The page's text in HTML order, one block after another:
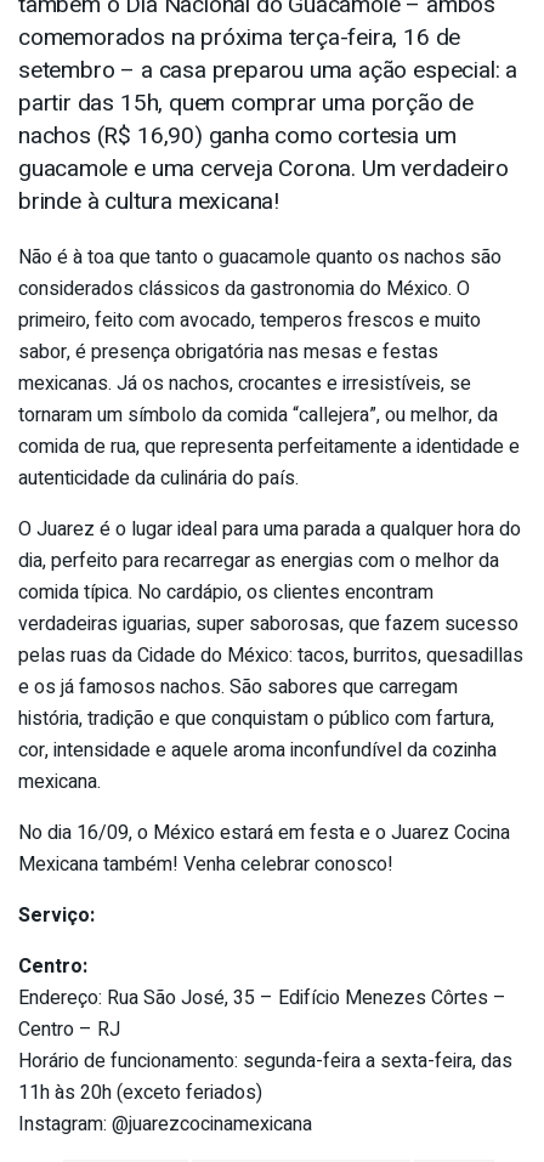
comemorados na próxima terça-feira, 16 de
setembro – a casa preparou uma ação especial: a
partir das 15h, quem comprar uma porção de
nachos (R$ 16,90) ganha como cortesia um
guacamole e uma cerveja Corona. Um verdadeiro
brinde à cultura mexicana!
Não é à toa que tanto o guacamole quanto os nachos são
considerados clássicos da gastronomia do México. O
primeiro, feito com avocado, temperos frescos e muito
sabor, é presença obrigatória nas mesas e festas
mexicanas. Já os nachos, crocantes e irresistíveis, se
tornaram um símbolo da comida “callejera”, ou melhor, da
comida de rua, que representa perfeitamente a identidade e
autenticidade da culinária do país.
O Juarez é o lugar ideal para uma parada a qualquer hora do
dia, perfeito para recarregar as energias com o melhor da
comida típica. No cardápio, os clientes encontram
verdadeiras iguarias, super saborosas, que fazem sucesso
pelas ruas da Cidade do México: tacos, burritos, quesadillas
e os já famosos nachos. São sabores que carregam
história, tradição e que conquistam o público com fartura,
cor, intensidade e aquele aroma inconfundível da cozinha
mexicana.
No dia 16/09, o México estará em festa e o Juarez Cocina
Mexicana também! Venha celebrar conosco!
Serviço:
Centro:
Endereço: Rua São José, 35 – Edifício Menezes Côrtes –
Centro – RJ
Horário de funcionamento: segunda-feira a sexta-feira, das
11h às 20h (exceto feriados)
Instagram: @juarezcocinamexicana